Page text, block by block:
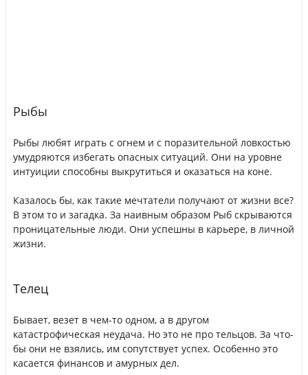
Рыбы
Рыбы любят играть с огнем и с поразительной ловкостью
умудряются избегать опасных ситуаций. Они на уровне
интуиции способны выкрутиться и оказаться на коне.
Казалось бы, как такие мечтатели получают от жизни все?
В этом то и загадка. За наивным образом Рыб скрываются
проницательные люди. Они успешны в карьере, в личной
жизни.
Телец
Бывает, везет в чем-то одном, а в другом
катастрофическая неудача. Но это не про тельцов. За что-
бы они не взялись, им сопутствует успех. Особенно это
касается финансов и амурных дел.